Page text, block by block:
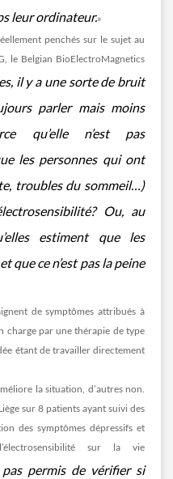
leur ordinateur.»
penchés sur le sujet au
le Belgian BioElectroMagnetics
il y a une sorte de bruit
parler mais moins
qu’elle n’est pas
les personnes qui ont
troubles du sommeil…)
Ou, au
estiment que les
que ce n’est pas la peine
de symptômes attribués à
charge par une thérapie de type
étant de travailler directement
la situation, d’autres non.
sur 8 patients ayant suivi des
des symptômes dépressifs et
sur la vie
pas permis de vérifier si